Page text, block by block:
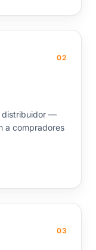
02
distribuidor —
a compradores
03